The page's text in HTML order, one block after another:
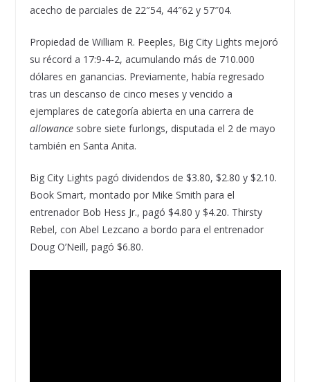
acecho de parciales de 22″54, 44″62 y 57″04.
Propiedad de William R. Peeples, Big City Lights mejoró
su récord a 17:9-4-2, acumulando más de 710.000
dólares en ganancias. Previamente, había regresado
tras un descanso de cinco meses y vencido a
ejemplares de categoría abierta en una carrera de
allowancesobre siete furlongs, disputada el 2 de mayo
también en Santa Anita.
Big City Lights pagó dividendos de $3.80, $2.80 y $2.10.
Book Smart, montado por Mike Smith para el
entrenador Bob Hess Jr., pagó $4.80 y $4.20. Thirsty
Rebel, con Abel Lezcano a bordo para el entrenador
Doug O’Neill, pagó $6.80.